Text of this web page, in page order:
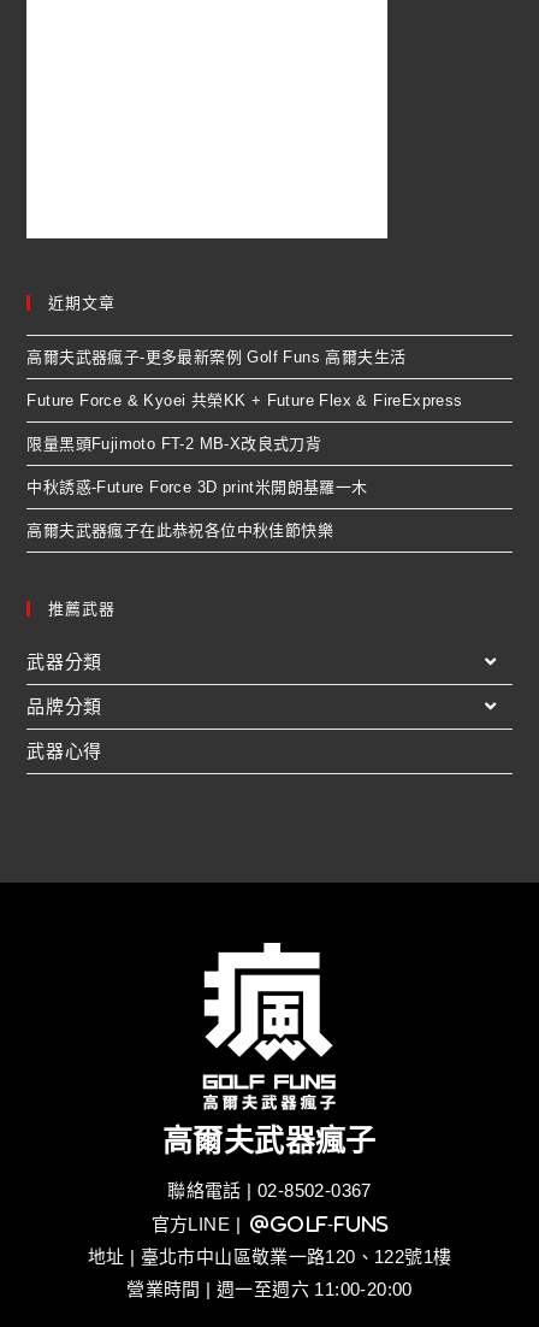
近期文章
高爾夫武器瘋子-更多最新案例 Golf Funs 高爾夫生活
Future Force & Kyoei 共榮KK + Future Flex & FireExpress
限量黑頭Fujimoto FT-2 MB-X改良式刀背
中秋誘惑-Future Force 3D print米開朗基羅一木
高爾夫武器瘋子在此恭祝各位中秋佳節快樂
推薦武器
武器分類
品牌分類
武器心得
高爾夫武器瘋子
聯絡電話 | 02-8502-0367
官方LINE | @golf-funs
地址 | 臺北市中山區敬業一路120、122號1樓
營業時間 | 週一至週六 11:00-20:00